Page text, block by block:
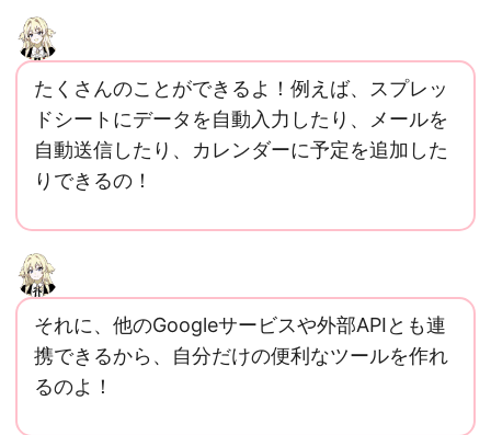
たくさんのことができるよ！例えば、スプレッ
ドシートにデータを自動入力したり、メールを
自動送信したり、カレンダーに予定を追加した
りできるの！
それに、他のGoogleサービスや外部APIとも連
携できるから、自分だけの便利なツールを作れ
るのよ！